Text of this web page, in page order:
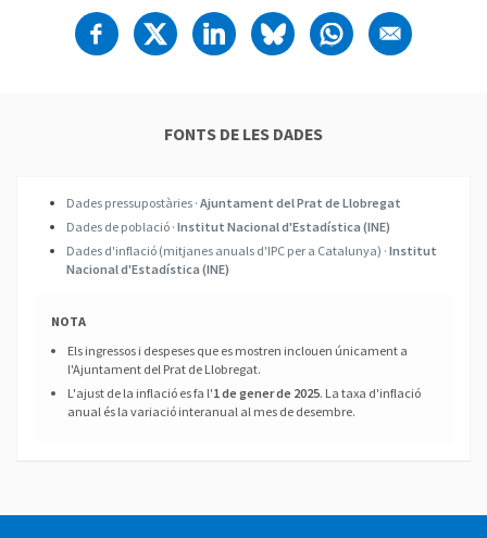
FONTS DE LES DADES
Dades pressupostàries · Ajuntament del Prat de Llobregat
Dades de població · Institut Nacional d'Estadística (INE)
Dades d'inflació (mitjanes anuals d'IPC per a Catalunya) · Institut
Nacional d'Estadística (INE)
NOTA
Els ingressos i despeses que es mostren inclouen únicament a
l'Ajuntament del Prat de Llobregat.
L'ajust de la inflació es fa l'1 de gener de 2025. La taxa d'inflació
anual és la variació interanual al mes de desembre.